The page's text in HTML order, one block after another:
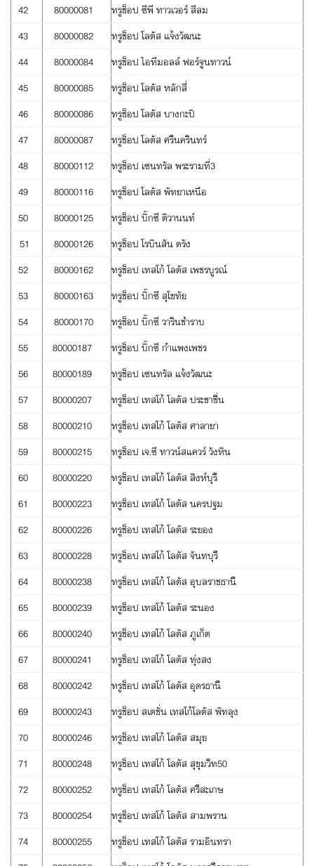
42
80000081
ทรูช็อป ซีพี ทาวเวอร์ สีลม
43
80000082
ทรูช็อป โลตัส แจ้งวัฒนะ
44
80000084
ทรูช็อป ไอทีมอลล์ ฟอร์จูนทาวน์
45
80000085
ทรูช็อป โลตัส หลักสี่
46
80000086
ทรูช็อป โลตัส บางกะปิ
47
80000087
ทรูช็อป โลตัส ศรีนครินทร์
48
80000112
ทรูช็อป เซนทรัล พระรามที่3
49
80000116
ทรูช็อป โลตัส พัทยาเหนือ
50
80000125
ทรูช็อป บิ๊กซี ติวานนท์
51
80000126
ทรูช็อป โรบินสัน ตรัง
52
80000162
ทรูช็อป เทสโก้ โลตัส เพชรบูรณ์
53
80000163
ทรูช็อป บิ๊กซี สุโขทัย
54
80000170
ทรูช็อป บิ๊กซี วารินชำราบ
55
80000187
ทรูช็อป บิ๊กซี กำแพงเพชร
56
80000189
ทรูช็อป เซนทรัล แจ้งวัฒนะ
57
80000207
ทรูช็อป เทสโก้ โลตัส ประชาชื่น
58
80000210
ทรูช็อป เทสโก้ โลตัส ศาลายา
59
80000215
ทรูช็อป เจ.ซี ทาวน์สแควร์ วังหิน
60
80000220
ทรูช็อป เทสโก้ โลตัส สิงห์บุรี
61
80000223
ทรูช็อป เทสโก้ โลตัส นครปฐม
62
80000226
ทรูช็อป เทสโก้ โลตัส ระยอง
63
80000228
ทรูช็อป เทสโก้ โลตัส จันทบุรี
64
80000238
ทรูช็อป เทสโก้ โลตัส อุบลราชธานี
65
80000239
ทรูช็อป เทสโก้ โลตัส ระนอง
66
80000240
ทรูช็อป เทสโก้ โลตัส ภูเก็ต
67
80000241
ทรูช็อป เทสโก้ โลตัส ทุ่งสง
68
80000242
ทรูช็อป เทสโก้ โลตัส อุดรธานี
69
80000243
ทรูช็อป สเตชั่น เทสโก้โลตัส พัทลุง
70
80000246
ทรูช็อป เทสโก้ โลตัส สมุย
71
80000248
ทรูช็อป เทสโก้ โลตัส สุขุมวิท50
72
80000252
ทรูช็อป เทสโก้ โลตัส ศรีสะเกษ
73
80000254
ทรูช็อป เทสโก้ โลตัส สามพราน
74
80000255
ทรูช็อป เทสโก้ โลตัส รามอินทรา